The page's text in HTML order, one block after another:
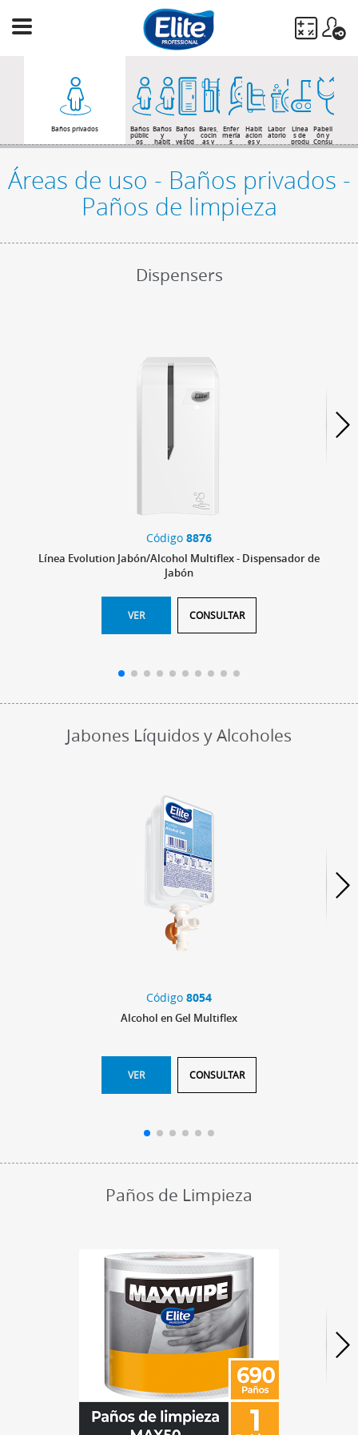
búsqueda
Baños privados
Baños
públic
os
Baños
y
habit
acion
Baños
y
vestid
ores
Bares,
cocin
as y
come
Enfer
mería
s
Habit
acion
es y
baños
Labor
atorio
Línea
s de
produ
cción
Pabell
ón y
Consu
ltas
Áreas de uso - Baños privados -
Paños de limpieza
Dispensers
Código 8876
Línea Evolution Jabón/Alcohol Multiflex - Dispensador de
Jabón
VER CONSULTAR
Jabones Líquidos y Alcoholes
Código 8054
Alcohol en Gel Multiflex
VER CONSULTAR
Paños de Limpieza